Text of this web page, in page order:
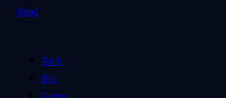
Read
Tech
Biz